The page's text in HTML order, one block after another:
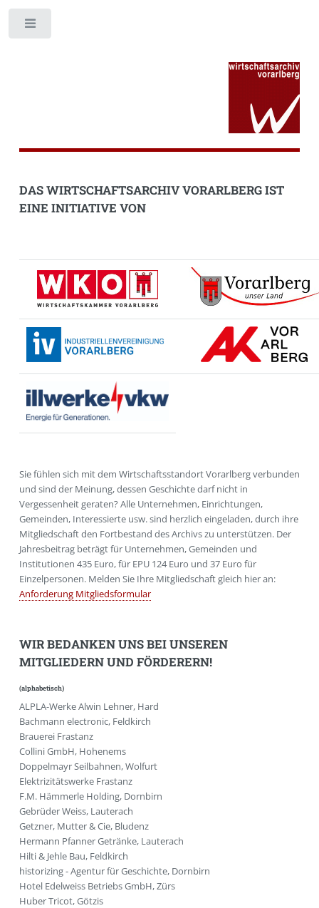
DAS WIRTSCHAFTSARCHIV VORARLBERG IST
EINE INITIATIVE VON
Sie fühlen sich mit dem Wirtschaftsstandort Vorarlberg verbunden
und sind der Meinung, dessen Geschichte darf nicht in
Vergessenheit geraten? Alle Unternehmen, Einrichtungen,
Gemeinden, Interessierte usw. sind herzlich eingeladen, durch ihre
Mitgliedschaft den Fortbestand des Archivs zu unterstützen. Der
Jahresbeitrag beträgt für Unternehmen, Gemeinden und
Institutionen 435 Euro, für EPU 124 Euro und 37 Euro für
Einzelpersonen. Melden Sie Ihre Mitgliedschaft gleich hier an:
Anforderung Mitgliedsformular
WIR BEDANKEN UNS BEI UNSEREN
MITGLIEDERN UND FÖRDERERN!
(alphabetisch)
ALPLA-Werke Alwin Lehner, Hard
Bachmann electronic, Feldkirch
Brauerei Frastanz
Collini GmbH, Hohenems
Doppelmayr Seilbahnen, Wolfurt
Elektrizitätswerke Frastanz
F.M. Hämmerle Holding, Dornbirn
Gebrüder Weiss, Lauterach
Getzner, Mutter & Cie, Bludenz
Hermann Pfanner Getränke, Lauterach
Hilti & Jehle Bau, Feldkirch
historizing - Agentur für Geschichte, Dornbirn
Hotel Edelweiss Betriebs GmbH, Zürs
Huber Tricot, Götzis